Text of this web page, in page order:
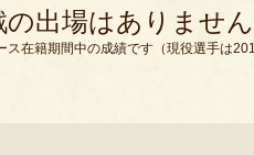
の出場はありません
在籍期間中の成績です（現役選手は